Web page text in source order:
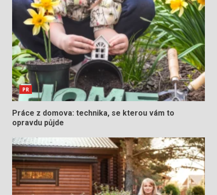
PR
Práce z domova: technika, se kterou vám to
opravdu půjde